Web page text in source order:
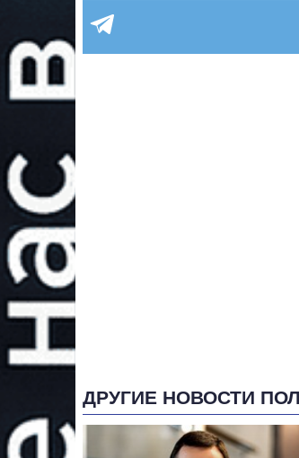
ДРУГИЕ НОВОСТИ